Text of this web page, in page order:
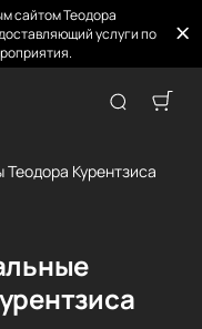
сайтом Теодора
услуги по
Курентзиса